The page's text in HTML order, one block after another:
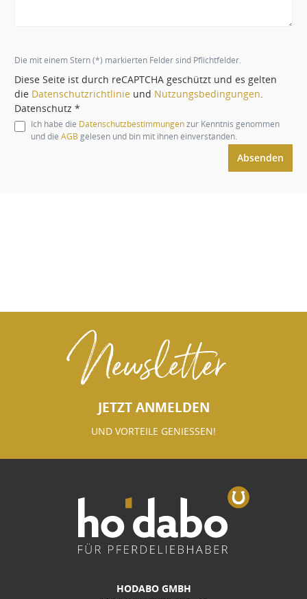
Die mit einem Stern (*) markierten Felder sind Pflichtfelder.
Diese Seite ist durch reCAPTCHA geschützt und es gelten
die Datenschutzrichtlinie und Nutzungsbedingungen
Datenschutz *
Ich habe die Datenschutzbestimmungenzur Kenntnis genommen
und die AGB gelesen und bin mit ihnen einverstanden.
Absenden
Newsletter
JETZT ANMELDEN
UND VORTEILE GENIESSEN!
HODABO GMBH